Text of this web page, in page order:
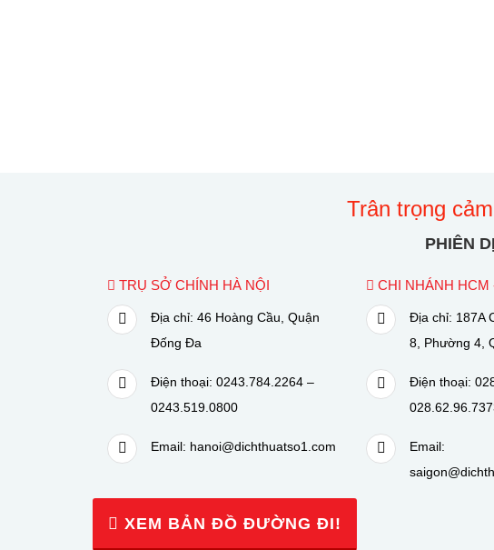
Trân trọng
PHIÊN
TRỤ SỞ CHÍNH HÀ NỘI
Địa chỉ: 46 Hoàng Cầu, Quận
Đống Đa
Điện thoại: 0243.784.2264 –
0243.519.0800
Email: hanoi@dichthuatso1.com
CHI NHÁNH HCM
Địa chỉ: 187A
8, Phường 4,
Điện thoại:
Email:
XEM BẢN ĐỒ ĐƯỜNG ĐI!